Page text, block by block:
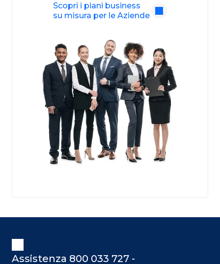
Scopri i piani business
su misura per le Aziende
Assistenza 800 033 727 -